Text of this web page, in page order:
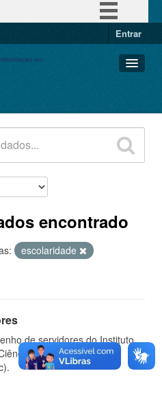
Entrar
encontrado
escolaridade
de servidores do Instituto
e Tecnologia - IBICT